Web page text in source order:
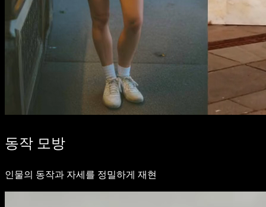
동작 모방
인물의 동작과 자세를 정밀하게 재현